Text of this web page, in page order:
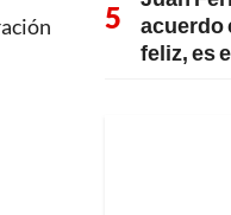
acuerdo
feliz, es